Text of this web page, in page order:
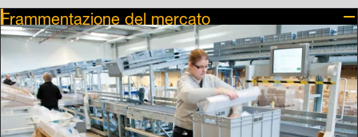
Frammentazione del mercato